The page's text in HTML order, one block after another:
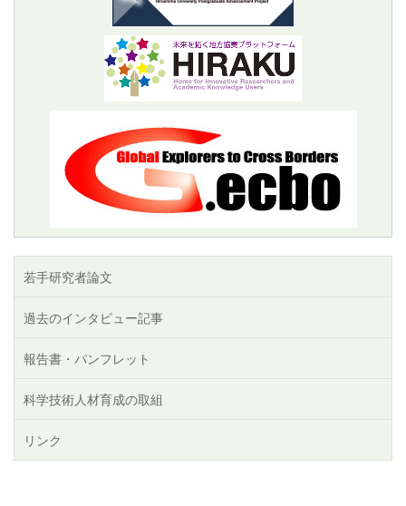
若手研究者論文
過去のインタビュー記事
報告書・パンフレット
科学技術人材育成の取組
リンク